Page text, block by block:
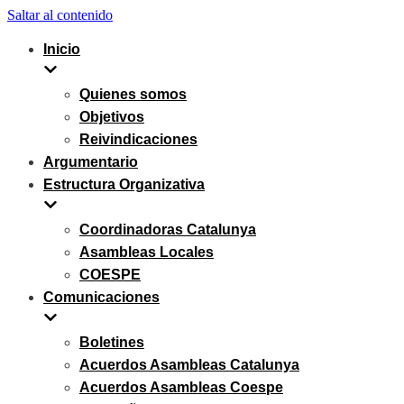
Saltar al contenido
Inicio
Quienes somos
Objetivos
Reivindicaciones
Argumentario
Estructura Organizativa
Coordinadoras Catalunya
Asambleas Locales
COESPE
Comunicaciones
Boletines
Acuerdos Asambleas Catalunya
Acuerdos Asambleas Coespe